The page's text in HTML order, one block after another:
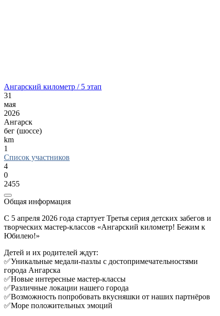
Ангарский километр / 5 этап
31
мая
2026
Ангарск
бег (шоссе)
km
1
Список участников
4
0
2455
Общая информация
С 5 апреля 2026 года стартует Третья серия детских забегов и
творческих мастер-классов «Ангарский километр! Бежим к
Юбилею!»
Детей и их родителей ждут:
✅Уникальные медали-пазлы с достопримечательностями
города Ангарска
✅Новые интересные мастер-классы
✅Различные локации нашего города
✅Возможность попробовать вкусняшки от наших партнёров
✅Море положительных эмоций